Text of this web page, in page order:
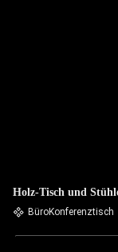
Holz-Tisch und
BüroKonferenztisch